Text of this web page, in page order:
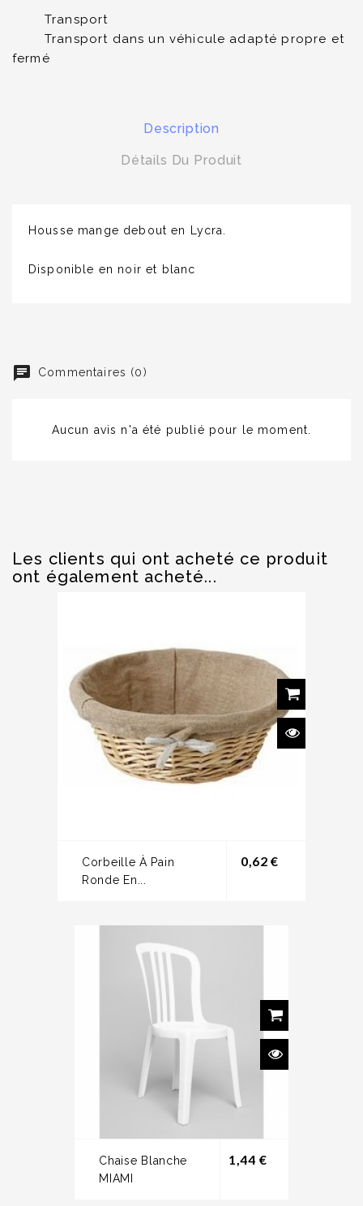
Transport
Transport dans un véhicule adapté propre et
fermé
Description
Détails Du Produit
Housse mange debout en Lycra.
Disponible en noir et blanc
Commentaires (0)
Aucun avis n'a été publié pour le moment.
Les clients qui ont acheté ce produit
ont également acheté...
Corbeille À Pain
Ronde En...
0,62 €
Chaise Blanche
MIAMI
1,44 €Prix